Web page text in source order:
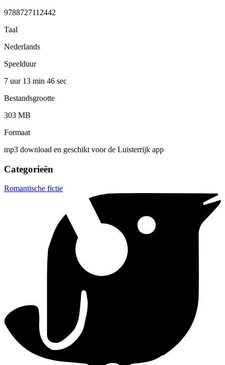
9788727112442
Taal
Nederlands
Speelduur
7 uur 13 min 46 sec
Bestandsgrootte
303 MB
Formaat
mp3 download en geschikt voor de Luisterrijk app
Categorieën
Romantische fictie